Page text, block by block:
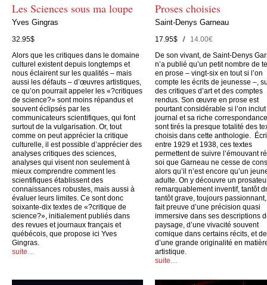
Les Sciences sous ma loupe
Yves Gingras
32.95$
Alors que les critiques dans le domaine
culturel existent depuis longtemps et
nous éclairent sur les qualités – mais
aussi les défauts – d’œuvres artistiques,
ce qu’on pourrait appeler les «?critiques
de science?» sont moins répandus et
souvent éclipsés par les
communicateurs scientifiques, qui font
surtout de la vulgarisation. Or, tout
comme on peut apprécier la critique
culturelle, il est possible d’apprécier des
analyses critiques des sciences,
analyses qui visent non seulement à
mieux comprendre comment les
scientifiques établissent des
connaissances robustes, mais aussi à
évaluer leurs limites. Ce sont donc
soixante-dix textes de «?critique de
science?», initialement publiés dans
des revues et journaux français et
québécois, que propose ici Yves
Gingras.
suite…
Proses choisies
Saint-Denys Garneau
17.95$ /14.00€
De son vivant, de Saint-Denys
n’a publié qu’un petit nombre de
en prose – vingt-six en tout si l’on
compte les écrits de jeunesse –,
des critiques d’art et des comptes
rendus. Son œuvre en prose est
pourtant considérable si l’on
journal et sa riche
sont tirés la presque totalité des
choisis dans cette anthologie.
entre 1929 et 1938, ces textes
permettent de suivre l’émouvant
soi que Garneau ne cesse de
alors qu’il n’est encore qu’un
adulte. On y découvre un
remarquablement inventif, tantôt
tantôt grave, toujours
fait preuve d’une précision quasi
immersive dans ses descriptions
paysage, d’une vivacité souvent
comique dans certains récits, et
d’une grande originalité en
artistique.
suite…